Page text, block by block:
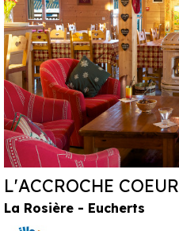
L'ACCROCHE COEUR
La Rosière - Eucherts